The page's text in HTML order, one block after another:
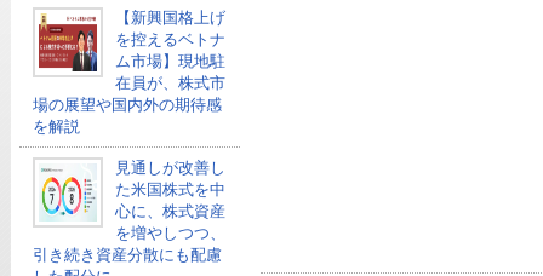
【新興国格上げ
を控えるベトナ
ム市場】現地駐
在員が、株式市
場の展望や国内外の期待感
を解説
見通しが改善し
た米国株式を中
心に、株式資産
を増やしつつ、
引き続き資産分散にも配慮